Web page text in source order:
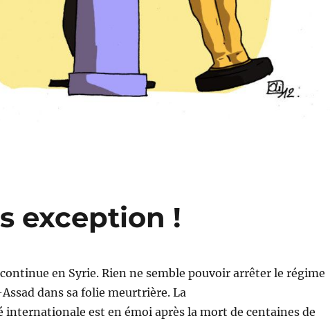
exception !
en Syrie. Rien ne semble pouvoir arrêter le régime
dans sa folie meurtrière. La
internationale est en émoi après la mort de centaines de